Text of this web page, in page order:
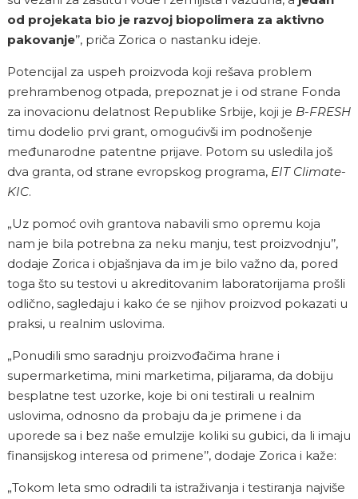
od projekata bio je razvoj biopolimera za aktivno
pakovanje’’, priča Zorica o nastanku ideje.
Potencijal za uspeh proizvoda koji rešava problem
prehrambenog otpada, prepoznat je i od strane Fonda
za inovacionu delatnost Republike Srbije, koji je B-FRESH
timu dodelio prvi grant, omogućivši im podnošenje
međunarodne patentne prijave. Potom su usledila još
dva granta, od strane evropskog programa, EIT Climate-
KIC.
„Uz pomoć ovih grantova nabavili smo opremu koja
nam je bila potrebna za neku manju, test proizvodnju’’,
dodaje Zorica i objašnjava da im je bilo važno da, pored
toga što su testovi u akreditovanim laboratorijama prošli
odlično, sagledaju i kako će se njihov proizvod pokazati u
praksi, u realnim uslovima.
„Ponudili smo saradnju proizvođačima hrane i
supermarketima, mini marketima, piljarama, da dobiju
besplatne test uzorke, koje bi oni testirali u realnim
uslovima, odnosno da probaju da je primene i da
uporede sa i bez naše emulzije koliki su gubici, da li imaju
finansijskog interesa od primene’’, dodaje Zorica i kaže:
„Tokom leta smo odradili ta istraživanja i testiranja najviše